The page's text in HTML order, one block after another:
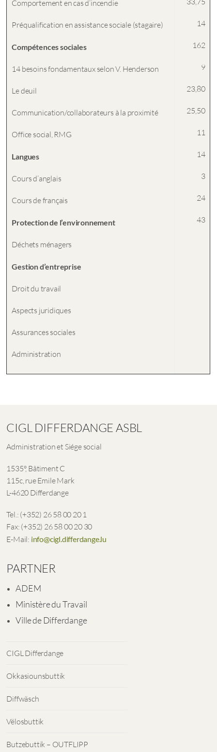
Comportement en cas d‘incendie
Préqualification en assistance sociale (stagaire)
Compétences sociales
14 besoins fondamentaux selon V. Henderson
Le deuil
Communication/collaborateurs à la proximité
Office social, RMG
Langues
Cours d’anglais
Cours de français
Protection de l’environnement
Déchets ménagers
Gestion d’entreprise
Droit du travail
Aspects juridiques
Assurances sociales
Administration
14
162
9
23,80
25,50
11
14
3
24
43
CIGL DIFFERDANGE ASBL
Administration et Siége social
1535°, Bâtiment C
115c, rue Emile Mark
L-4620 Differdange
Tel.: (+352) 26 58 00 20 1
Fax: (+352) 26 58 00 20 30
E-Mail: info@cigl.differdange.lu
PARTNER
ADEM
Ministère du Travail
Ville de Differdange
CIGL Differdange
Okkasiounsbuttik
Diffwäsch
Vëlosbuttik
Butzebuttik – OUTFLIPP